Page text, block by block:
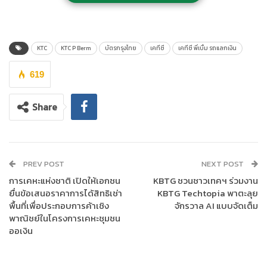
นางสาวเรือนแก้ว เกษมสวัสดิ์ศรี ผู้บริหารสูงสุด สายงานสินเชื่อ
รถยนต์ “เคทีซี”หรือบริษัท บัตรกรุงไทย จำกัด (มหาชน)เผยว่า
“กลยุทธ์ในการรุกธุรกิจสินเชื่อ “เคทีซี พี่เบิ้ม รถแลกเงิน” ช่วงครึ่งปี
KTC KTC P Berm บัตรกรุงไทย เคทีซี เคทีซี พี่เบิ้ม รถแลกเงิน
619
Share
PREV POST
การเคหะแห่งชาติ เปิดให้เอกชน
ยื่นข้อเสนอราคาการได้สิทธิเช่า
พื้นที่เพื่อประกอบการค้าเชิง
พาณิชย์ในโครงการเคหะชุมชน
ออเงิน
NEXT POST
KBTG ชวนชาวเทคฯ ร่วมงาน
KBTG Techtopia พาตะลุย
จักรวาล AI แบบจัดเต็ม